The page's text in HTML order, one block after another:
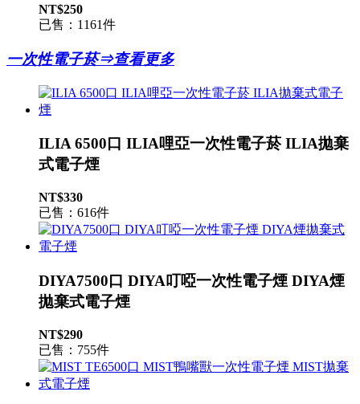
NT$250
已售：1161件
一次性電子菸⇒查看更多
ILIA 6500口 ILIA哩亞一次性電子菸 ILIA拋棄
式電子煙
NT$330
已售：616件
DIYA7500口 DIYA叮啞一次性電子煙 DIYA煙
拋棄式電子煙
NT$290
已售：755件